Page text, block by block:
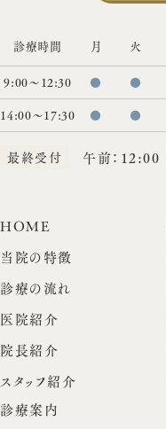
診療時間 月 火
9:00〜12:30
● ●
14:00〜17:30
● ●
最終受付 午前：
HOME
当院の特徴
診療の流れ
医院紹介
院長紹介
スタッフ紹介
診療案内